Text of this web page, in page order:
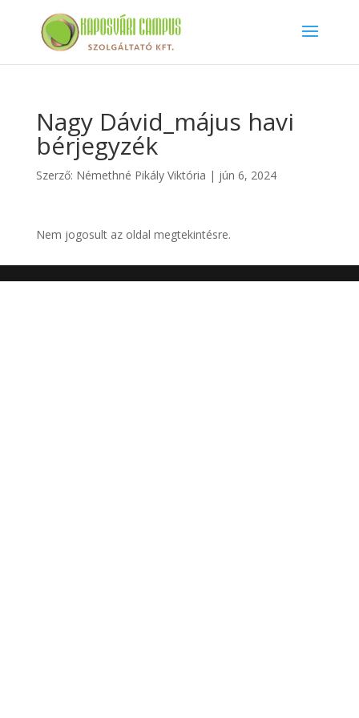
Nagy Dávid_május havi
bérjegyzék
Szerző: Némethné Pikály Viktória | jún 6, 2024
Nem jogosult az oldal megtekintésre.